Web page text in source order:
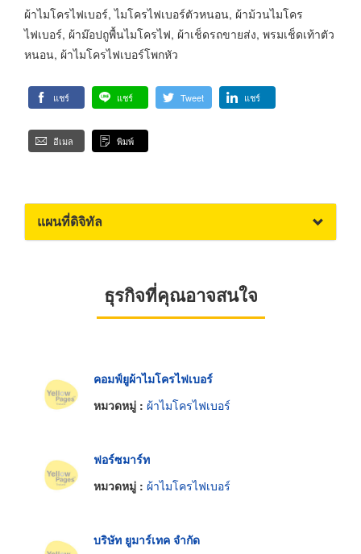
ผ้าไมโครไฟเบอร์, ไมโครไฟเบอร์ตัวหนอน, ผ้าม้วนไมโคร
ไฟเบอร์, ผ้าม๊อปถูพื้นไมโครไฟ, ผ้าเช็ดรถขายส่ง, พรมเช็ดเท้าตัว
หนอน, ผ้าไมโครไฟเบอร์โพกหัว
แชร์ แชร์ Tweet แชร์
อีเมล พิมพ์
แผนที่ดิจิทัล
ธุรกิจที่คุณอาจสนใจ
คอมฟ์ยูผ้าไมโครไฟเบอร์
หมวดหมู่ : ผ้าไมโครไฟเบอร์
ฟอร์ซมาร์ท
หมวดหมู่ : ผ้าไมโครไฟเบอร์
บริษัท ยูมาร์เทค จำกัด